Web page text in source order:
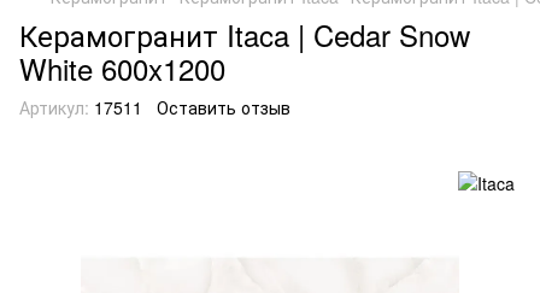
Керамогранит Itaca | Cedar Snow
White 600x1200
Артикул: 17511 Оставить отзыв